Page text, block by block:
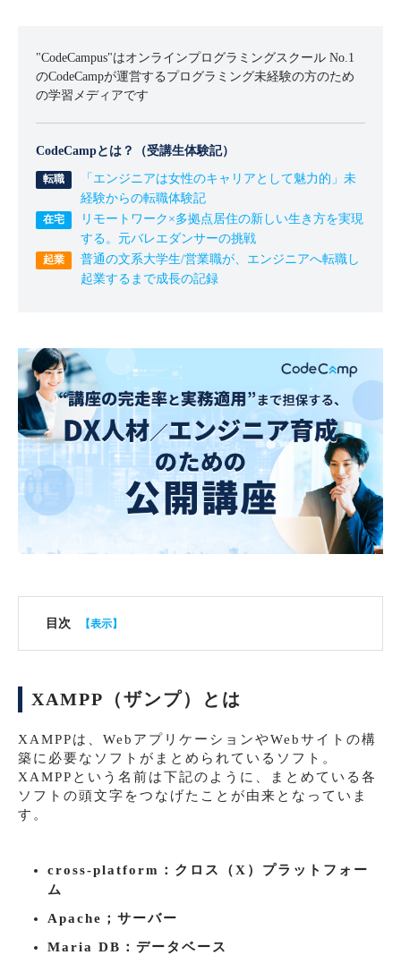
"CodeCampus"はオンラインプログラミングスクール No.1
のCodeCampが運営するプログラミング未経験の方のため
の学習メディアです
CodeCampとは？（受講生体験記）
「エンジニアは女性のキャリアとして魅力的」未
経験からの転職体験記
リモートワーク×多拠点居住の新しい生き方を実現
する。元バレエダンサーの挑戦
普通の文系大学生/営業職が、エンジニアへ転職し
起業するまで成長の記録
目次
XAMPP（ザンプ）とは
XAMPPは、WebアプリケーションやWebサイトの構
築に必要なソフトがまとめられているソフト。
XAMPPという名前は下記のように、まとめている各
ソフトの頭文字をつなげたことが由来となっていま
す。
cross-platform：クロス（X）プラットフォー
ム
Apache；サーバー
Maria DB：データベース